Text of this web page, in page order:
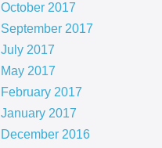
October 2017
September 2017
July 2017
May 2017
February 2017
January 2017
December 2016